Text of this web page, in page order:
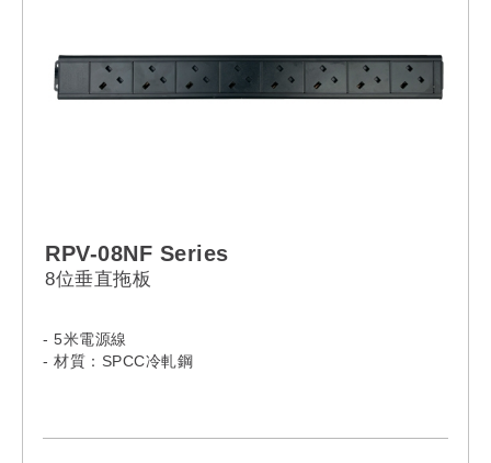
RPV-08NF Series
8位垂直拖板
- 5米電源線
- 材質：SPCC冷軋鋼